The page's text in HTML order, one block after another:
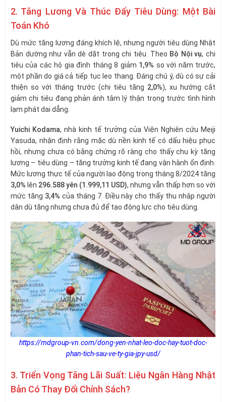
2. Tăng Lương Và Thúc Đẩy Tiêu Dùng: Một Bài
Toán Khó
Dù mức tăng lương đáng khích lệ, nhưng người tiêu dùng Nhật
Bản dường như vẫn dè dặt trong chi tiêu. Theo Bộ Nội vụ, chi
tiêu của các hộ gia đình tháng 8 giảm 1,9% so với năm trước,
một phần do giá cả tiếp tục leo thang. Đáng chú ý, dù có sự cải
thiện so với tháng trước (chi tiêu tăng 2,0%), xu hướng cắt
giảm chi tiêu đang phản ánh tâm lý thận trọng trước tình hình
lạm phát dai dẳng.
Yuichi Kodama, nhà kinh tế trưởng của Viện Nghiên cứu Meiji
Yasuda, nhận định rằng mặc dù nền kinh tế có dấu hiệu phục
hồi, nhưng chưa có bằng chứng rõ ràng cho thấy chu kỳ tăng
lương – tiêu dùng – tăng trưởng kinh tế đang vận hành ổn định.
Mức lương thực tế của người lao động trong tháng 8/2024 tăng
3,0% lên 296.588 yên (1.999,11 USD), nhưng vẫn thấp hơn so với
mức tăng 3,4% của tháng 7. Điều này cho thấy thu nhập người
dân dù tăng nhưng chưa đủ để tạo động lực cho tiêu dùng.
https://mdgroup-vn.com/dong-yen-nhat-leo-doc-hay-tuot-doc-
phan-tich-sau-ve-ty-gia-jpy-usd/
3. Triển Vọng Tăng Lãi Suất: Liệu Ngân Hàng Nhật
Bản Có Thay Đổi Chính Sách?